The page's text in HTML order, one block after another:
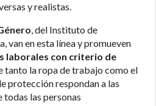
y realistas.
, del Instituto de
van en esta línea y promueven
laborales con criterio de
tanto la ropa de trabajo como el
protección respondan a las
las personas